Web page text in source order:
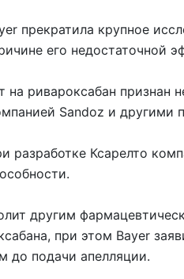
прекратила крупное
его недостаточной
на ривароксабан признан
Sandoz и другими
разработке Ксарелто
другим
при этом Bayer
до подачи апелляции.